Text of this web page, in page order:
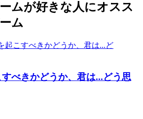
ムが好きな人にオスス
ム
べきかどうか、君は...どう思